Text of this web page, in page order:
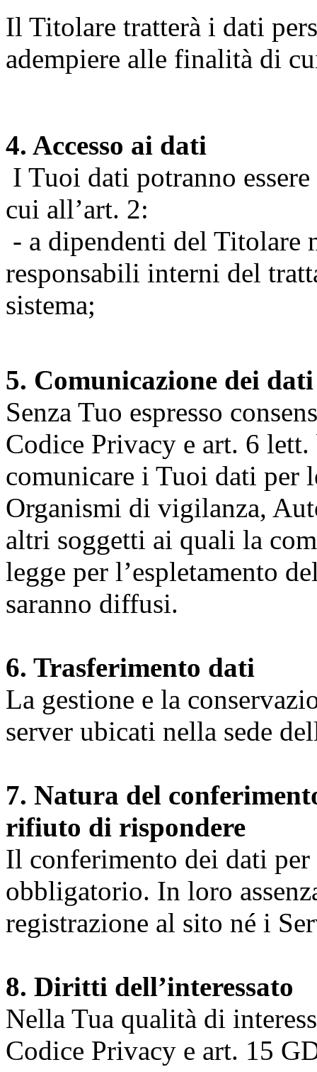
Il Titolare tratterà i dati
adempiere alle finalità di
4. Accesso ai dati
I Tuoi dati potranno
cui all’art. 2:
- a dipendenti del Titolare
responsabili interni del
sistema;
5. Comunicazione dei dati
Senza Tuo espresso
Codice Privacy e art. 6
comunicare i Tuoi dati per
Organismi di vigilanza,
altri soggetti ai quali la
legge per l’espletamento
saranno diffusi.
6. Trasferimento dati
La gestione e la
server ubicati nella sede
7. Natura del
rifiuto di rispondere
Il conferimento dei dati
obbligatorio. In loro
registrazione al sito né i
8. Diritti dell’interessato
Nella Tua qualità di
Codice Privacy e art. 15